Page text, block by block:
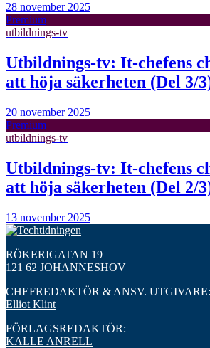
28 november 2025
Premium
utbildnings-tv
Utbildnings-tv: It-chefens
att höja säkerheten (Del 3/
20 november 2025
Premium
utbildnings-tv
Utbildnings-tv: It-chefens
att höja säkerheten (Del 2/
13 november 2025
RÖKERIGATAN 19
121 62 JOHANNESHOV
CHEFREDAKTÖR & ANSV. UTGIVARE:
Elliot Klint
FÖRLAGSREDAKTÖR:
KALLE ANRELL